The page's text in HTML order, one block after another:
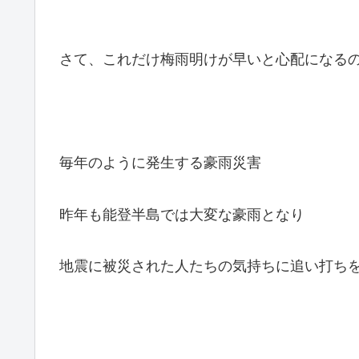
さて、これだけ梅雨明けが早いと心配になる
毎年のように発生する豪雨災害
昨年も能登半島では大変な豪雨となり
地震に被災された人たちの気持ちに追い打ち